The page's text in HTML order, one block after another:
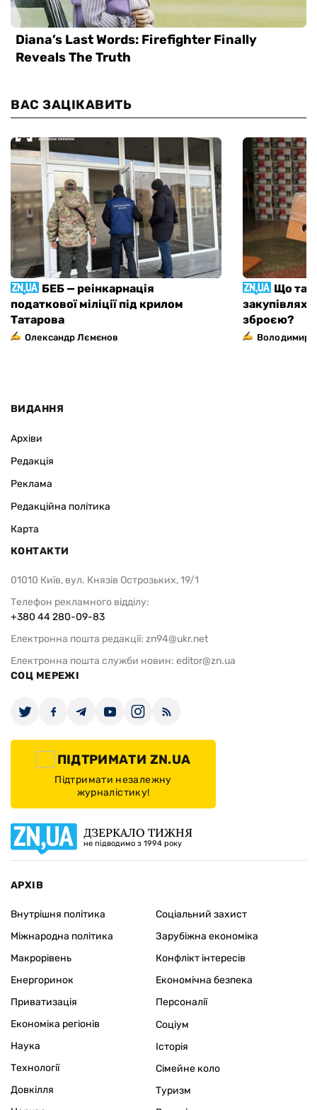
ВАС ЗАЦІКАВИТЬ
БЕБ — реінкарнація
податкової міліції під крилом
Татарова
Олександр Лємєнов
Що
закупівлях,
зброєю?
Володимир
ВИДАННЯ
Архіви
Редакція
Реклама
Редакційна політика
Карта
КОНТАКТИ
01010 Київ, вул. Князів Острозьких, 19/1
Телефон рекламного відділу:
+380 44 280-09-83
Електронна пошта редакції: zn94@ukr.net
Електронна пошта служби новин: editor@zn.ua
СОЦ МЕРЕЖІ
ПІДТРИМАТИ ZN.UA
Підтримати незалежну
журналістику!
ДЗЕРКАЛО ТИЖНЯ
не підводимо з 1994 року
АРХІВ
Внутрішня політика
Міжнародна політика
Макрорівень
Енергоринок
Приватизація
Економіка регіонів
Соціальний захист
Зарубіжна економіка
Конфлікт інтересів
Економічна безпека
Персоналії
Наука
Технології
Довкілля
Соціум
Історія
Сімейне коло
Туризм